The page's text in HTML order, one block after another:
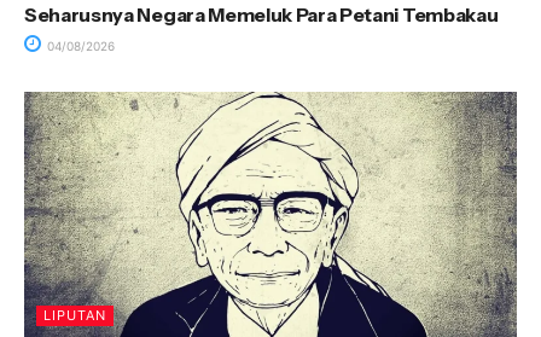
Seharusnya Negara Memeluk Para Petani Tembakau
04/08/2026
LIPUTAN